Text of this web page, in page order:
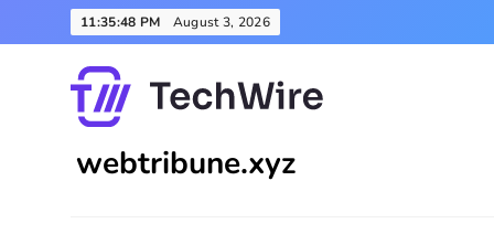
to
11:35:49 PM August 3, 2026
webtribune.xyz